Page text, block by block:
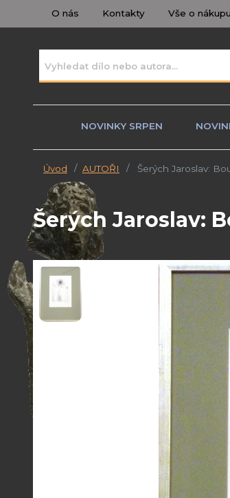
O nás Kontakty Vše o nákupu
NOVINKY SRPEN
Úvod AUTOŘI Šerých Jaroslav:
Šerých Jaroslav: